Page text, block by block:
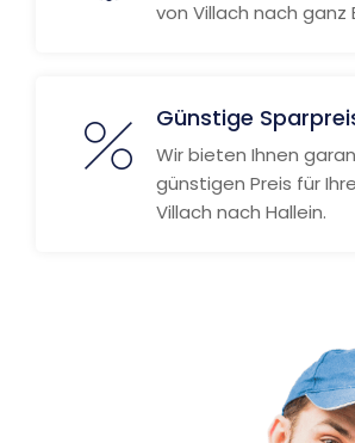
von Villach nach ganz
Günstige
Wir bieten Ihnen
günstigen Preis für
Villach nach Hallein.